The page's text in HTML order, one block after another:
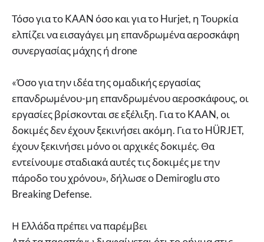
Τόσο για το KAAN όσο και για το Hurjet, η Τουρκία
ελπίζει να εισαγάγει μη επανδρωμένα αεροσκάφη
συνεργασίας μάχης ή drone
«Όσο για την ιδέα της ομαδικής εργασίας
επανδρωμένου-μη επανδρωμένου αεροσκάφους, οι
εργασίες βρίσκονται σε εξέλιξη. Για το KAAN, οι
δοκιμές δεν έχουν ξεκινήσει ακόμη. Για το HÜRJET,
έχουν ξεκινήσει μόνο οι αρχικές δοκιμές. Θα
εντείνουμε σταδιακά αυτές τις δοκιμές με την
πάροδο του χρόνου», δήλωσε ο Demiroglu στο
Breaking Defense.
Η Ελλάδα πρέπει να παρέμβει